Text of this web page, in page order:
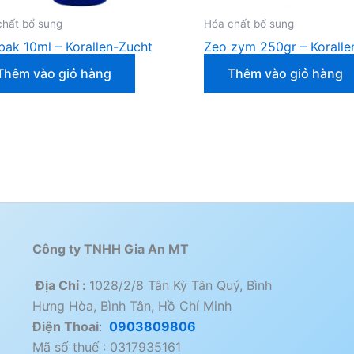
bổ sung
10ml – Korallen-Zucht
vào giỏ hàng
Hóa chất bổ sung
Zeo zym 250gr –
Thêm vào giỏ hàng
Công ty TNHH Gia An MT
Địa Chỉ : 1028/2/8 Tân Kỳ Tân Quý, Bình
Hưng Hòa, Bình Tân, Hồ Chí Minh
Điện Thoai: 0903809806
Mã số thuế : 0317935161